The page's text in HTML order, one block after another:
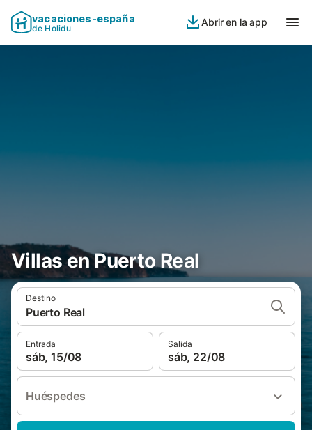
vacaciones-españa
de Holidu
Abrir en la app
Villas en Puerto Real
Destino
Puerto Real
Entrada
sáb, 15/08
Salida
sáb, 22/08
Huéspedes